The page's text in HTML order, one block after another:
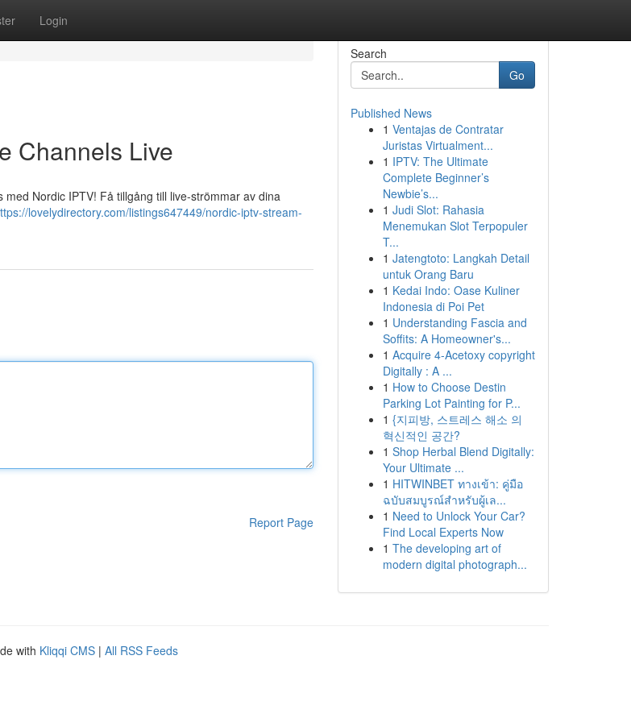
Login
Channels Live
Nordic IPTV! Få tillgång till live-strömmar av dina
lovelydirectory.com/listings647449/nordic-iptv-stream-
Report Page
Search
Go
Published News
1 Ventajas de Contratar
Juristas Virtualment...
1 IPTV: The Ultimate
Complete Beginner’s
Newbie’s...
1 Judi Slot: Rahasia
Menemukan Slot Terpopuler
T...
1 Jatengtoto: Langkah Detail
untuk Orang Baru
1 Kedai Indo: Oase Kuliner
Indonesia di Poi Pet
1 Understanding Fascia and
Soffits: A Homeowner's...
1 Acquire 4-Acetoxy copyright
Digitally : A ...
1 How to Choose Destin
Parking Lot Painting for P...
1 {지피방, 스트레스 해소 의
혁신적인 공간?
1 Shop Herbal Blend Digitally:
Your Ultimate ...
1 HITWINBET ทางเข้า: คู่มือ
ฉบับสมบูรณ์สำหรับผู้เล...
1 Need to Unlock Your Car?
Find Local Experts Now
1 The developing art of
modern digital photograph...
with Kliqqi CMS | All RSS Feeds